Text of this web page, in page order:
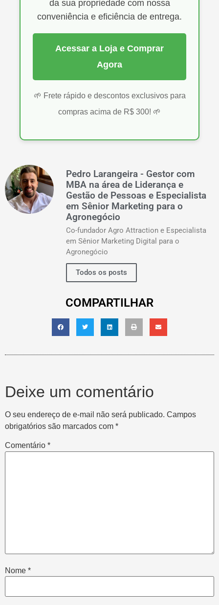
da sua propriedade com nossa
conveniência e eficiência de entrega.
Acessar a Loja e Comprar
Agora
🌱 Frete rápido e descontos exclusivos para
compras acima de R$ 300! 🌱
Pedro Larangeira - Gestor com
MBA na área de Liderança e
Gestão de Pessoas e Especialista
em Sênior Marketing para o
Agronegócio
Co-fundador Agro Attraction e Especialista
em Sênior Marketing Digital para o
Agronegócio
Todos os posts
COMPARTILHAR
Deixe um comentário
O seu endereço de e-mail não será publicado. Campos
obrigatórios são marcados com *
Comentário *
Nome *